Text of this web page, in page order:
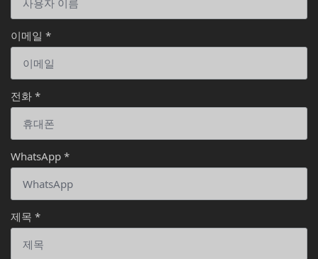
이메일 *
전화 *
WhatsApp *
제목 *